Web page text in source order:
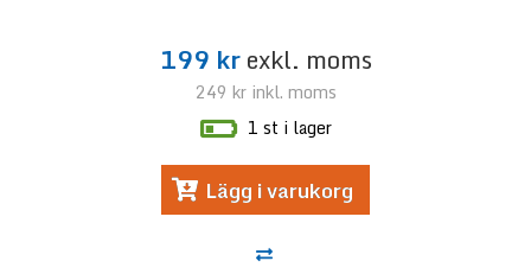
199 krexkl. moms
249 krinkl. moms
1 st i lager
Lägg i varukorg